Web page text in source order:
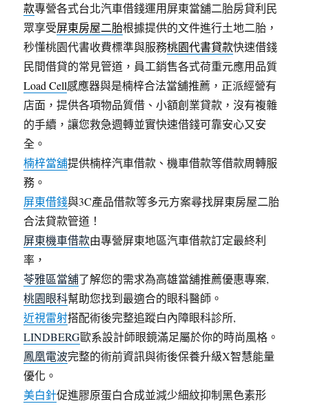
款專營各式台北汽車借錢運用屏東當舖二胎房貸利民
眾享受屏東房屋二胎根據提供的文件進行土地二胎，
秒懂桃園代書收費標準與服務桃園代書貸款快速借錢
民間借貸的常見管道，員工銷售各式荷重元應用品質
Load Cell感應器與是楠梓合法當舖推薦，正派經營有
店面，提供各項物品質借、小額創業貸款，沒有複雜
的手續，讓您救急週轉並實快速借錢可靠安心又安
全。
楠梓當舖提供楠梓汽車借款、機車借款等借款周轉服
務。
屏東借錢與3C產品借款等多元方案尋找屏東房屋二胎
合法貸款管道！
屏東機車借款由專營屏東地區汽車借款訂定最終利
率，
苓雅區當舖了解您的需求為高雄當舖推薦優惠專案,
桃園眼科幫助您找到最適合的眼科醫師。
近視雷射搭配術後完整追蹤白內障眼科診所,
LINDBERG歐系設計師眼鏡滿足屬於你的時尚風格。
鳳凰電波完整的術前資訊與術後保養升級X智慧能量
優化。
美白針促進膠原蛋白合成並減少細紋抑制黑色素形